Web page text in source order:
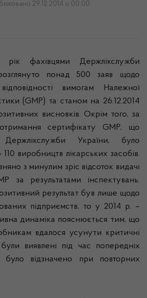
29.12.2014 о 00:00
рік фахівцями Держлікслужби
понад 500 заяв щодо
вимогам Належної
(GMP) та станом на 26.12.2014
висновків. Окрім того, за
сертифікату GMP, що
Держлікслужби України, було
виробництв лікарських засобів.
з минулим зріс відсоток видачі
за результатами інспектувань.
результат був лише щодо
підприємств, то у 2014 р. –
динаміка пояснюється тим, що
вдалося усунути критичні
виявлені під час попередніх
було відзначено при повторних